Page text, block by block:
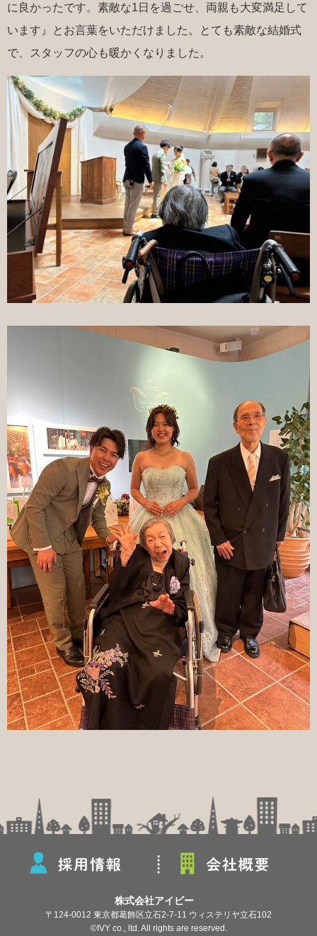
に良かったです。素敵な1日を過ごせ、両親も大変満足して
います』とお言葉をいただけました。とても素敵な結婚式
で、スタッフの心も暖かくなりました。
株式会社アイビー
〒124-0012 東京都葛飾区立石2-7-11 ウィステリヤ立石102
©IVY co., ltd. All rights are reserved.